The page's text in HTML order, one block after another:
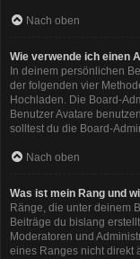
Nach oben
Wie verwende ich einen
In deinem persönlichen
der folgenden vier
Hochladen. Die Board-
Benutzer Avatare
solltest du die Board-
Nach oben
Was ist mein Rang und
Ränge, die unter deinem
Beiträge du bislang
Moderatoren und
eines Ranges nicht direkt